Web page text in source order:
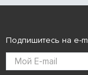
Подпишитесь на e-